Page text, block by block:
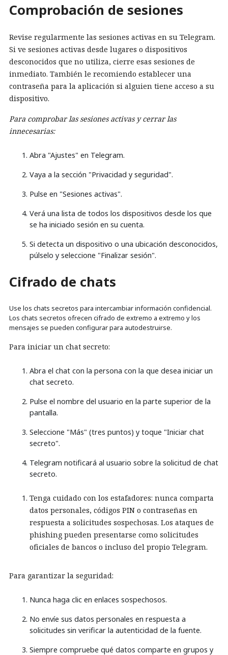
Comprobación de sesiones
Revise regularmente las sesiones activas en su Telegram.
Si ve sesiones activas desde lugares o dispositivos
desconocidos que no utiliza, cierre esas sesiones de
inmediato. También le recomiendo establecer una
contraseña para la aplicación si alguien tiene acceso a su
dispositivo.
Para comprobar las sesiones activas y cerrar las
innecesarias:
Abra "Ajustes" en Telegram.
Vaya a la sección "Privacidad y seguridad".
Pulse en "Sesiones activas".
Verá una lista de todos los dispositivos desde los que
se ha iniciado sesión en su cuenta.
Si detecta un dispositivo o una ubicación desconocidos,
púlselo y seleccione "Finalizar sesión".
Cifrado de chats
Use los chats secretos para intercambiar información confidencial.
Los chats secretos ofrecen cifrado de extremo a extremo y los
mensajes se pueden configurar para autodestruirse.
Para iniciar un chat secreto:
Abra el chat con la persona con la que desea iniciar un
chat secreto.
Pulse el nombre del usuario en la parte superior de la
pantalla.
Seleccione "Más" (tres puntos) y toque "Iniciar chat
secreto".
Telegram notificará al usuario sobre la solicitud de chat
secreto.
Tenga cuidado con los estafadores: nunca comparta
datos personales, códigos PIN o contraseñas en
respuesta a solicitudes sospechosas. Los ataques de
phishing pueden presentarse como solicitudes
oficiales de bancos o incluso del propio Telegram.
Para garantizar la seguridad:
Nunca haga clic en enlaces sospechosos.
No envíe sus datos personales en respuesta a
solicitudes sin verificar la autenticidad de la fuente.
Siempre compruebe qué datos comparte en grupos y